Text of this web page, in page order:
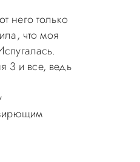
него только
что моя
3 и все, ведь